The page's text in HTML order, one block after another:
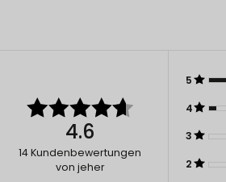
4.6
14Kundenbewertungen
von jeher
5
4
3
2